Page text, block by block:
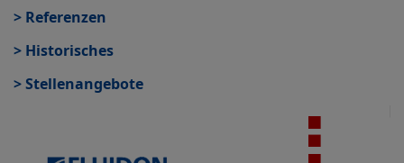
> Referenzen
> Historisches
> Stellenangebote